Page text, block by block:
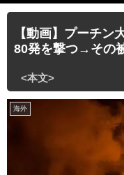
【動画】プーチン
80発を撃つ→その
海外